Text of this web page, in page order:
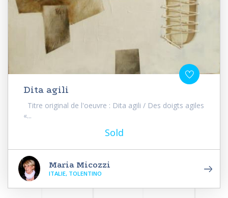
Dita agili
Titre original de l'oeuvre : Dita agili / Des doigts agiles
«...
Sold
Maria Micozzi
ITALIE, TOLENTINO